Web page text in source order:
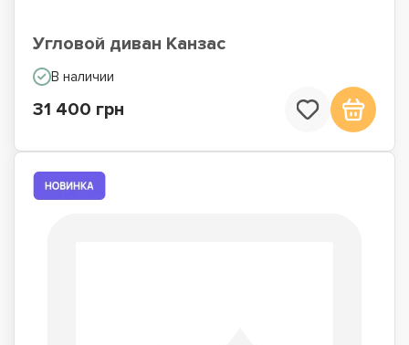
Угловой диван Канзас
В наличии
31 400 грн